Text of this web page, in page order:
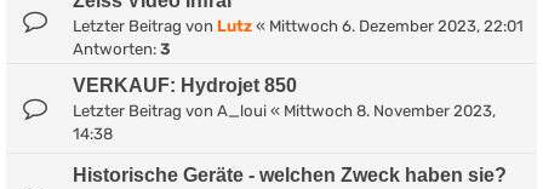
Letzter Beitrag von Lutz « Mittwoch 6. Dezember 2023, 22:01
Antworten: 3
VERKAUF: Hydrojet 850
Letzter Beitrag von A_loui « Mittwoch 8. November 2023,
14:38
Historische Geräte - welchen Zweck haben sie?